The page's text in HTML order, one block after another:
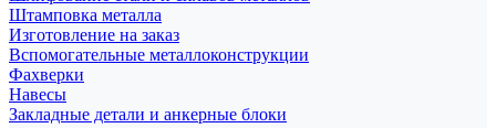
Штамповка металла
Изготовление на заказ
Вспомогательные металлоконструкции
Фахверки
Навесы
Закладные детали и анкерные блоки